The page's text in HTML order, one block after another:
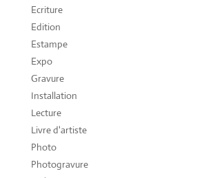
Ecriture
Edition
Estampe
Expo
Gravure
Installation
Lecture
Livre d'artiste
Photo
Photogravure